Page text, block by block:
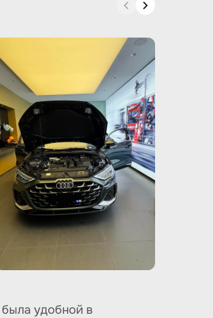
удобной в